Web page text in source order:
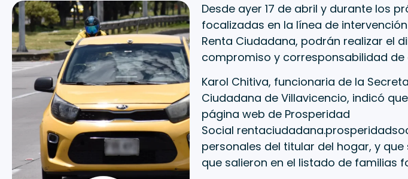
Desde ayer 17 de abril y durante los
focalizadas en la línea de
Renta Ciudadana, podrán realizar el
compromiso y corresponsabilidad
Karol Chitiva, funcionaria de la
Ciudadana de Villavicencio, indicó
página web de Prosperidad
Social
personales del titular del hogar, y
que salieron en el listado de familias